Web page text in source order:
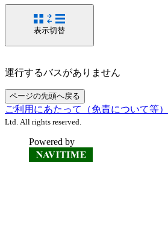
表示切替
運行するバスがありません
ページの先頭へ戻る
ご利用にあたって（免責について等）
Ltd. All rights reserved.
Powered by